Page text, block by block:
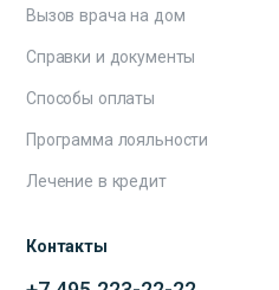
Вызов врача на дом
Справки и документы
Способы оплаты
Программа лояльности
Лечение в кредит
Контакты